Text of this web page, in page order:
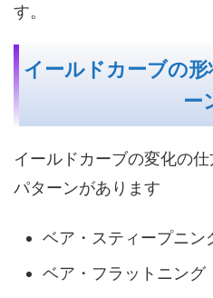
す。
イールドカーブの
ー
イールドカーブの変化の
パターンがあります
ベア・スティープニン
ベア・フラットニング